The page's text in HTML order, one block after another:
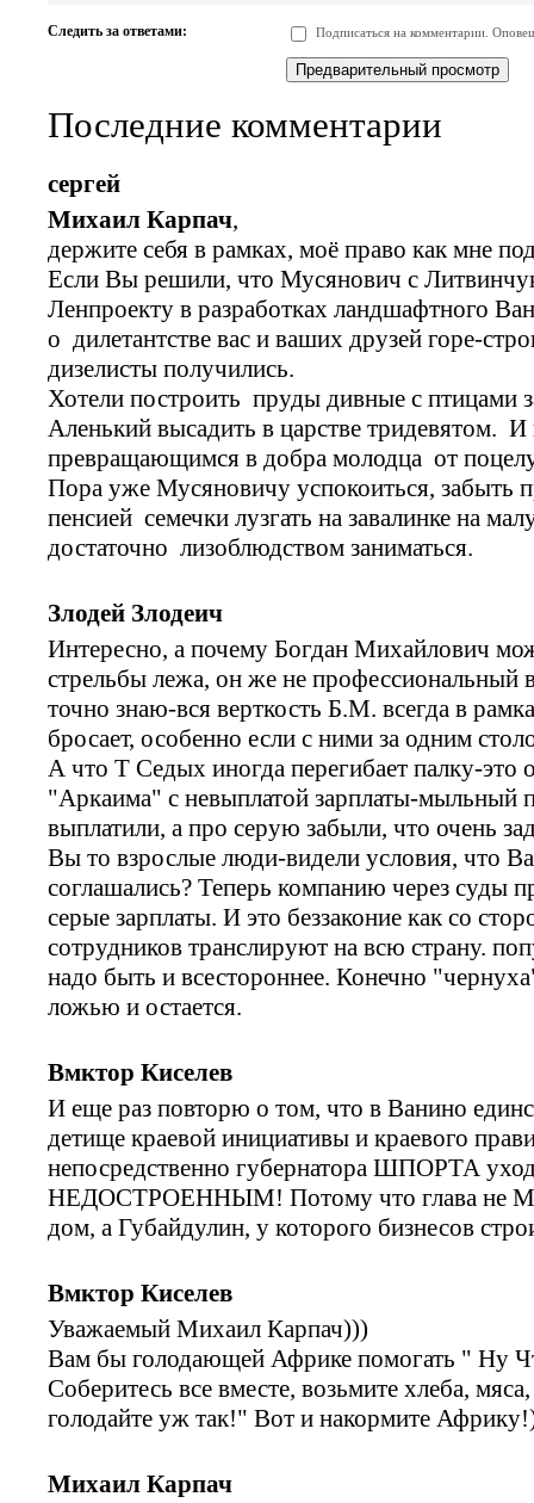
-
-
-
-
Следить за ответами: Подписаться на комментарии.
Последние комментарии
сергей
Михаил Карпач,
держите себя в рамках, моё право как мне
Если Вы решили, что Мусянович с
Ленпроекту в разработках ландшафтного
о дилетантстве вас и ваших друзей горе-
дизелисты получились.
Хотели построить пруды дивные с птицами
Аленький высадить в царстве тридевятом.
превращающимся в добра молодца от
Пора уже Мусяновичу успокоиться, забыть
пенсией семечки лузгать на завалинке на
достаточно лизоблюдством заниматься.
Злодей Злодеич
Интересно, а почему Богдан Михайлович
стрельбы лежа, он же не профессиональный
точно знаю-вся верткость Б.М. всегда в
бросает, особенно если с ними за одним
А что Т Седых иногда перегибает палку-это
"Аркаима" с невыплатой зарплаты-мыльный
выплатили, а про серую забыли, что очень
Вы то взрослые люди-видели условия, что
соглашались? Теперь компанию через суды
серые зарплаты. И это беззаконие как со
сотрудников транслируют на всю страну.
надо быть и всестороннее. Конечно
ложью и остается.
Вмктор Киселев
И еще раз повторю о том, что в Ванино
детище краевой инициативы и краевого
непосредственно губернатора ШПОРТА
НЕДОСТРОЕННЫМ! Потому что глава не
дом, а Губайдулин, у которого бизнесов
Вмктор Киселев
Уважаемый Михаил Карпач)))
Вам бы голодающей Африке помогать " Ну
Соберитесь все вместе, возьмите хлеба,
голодайте уж так!" Вот и накормите
Михаил Карпач